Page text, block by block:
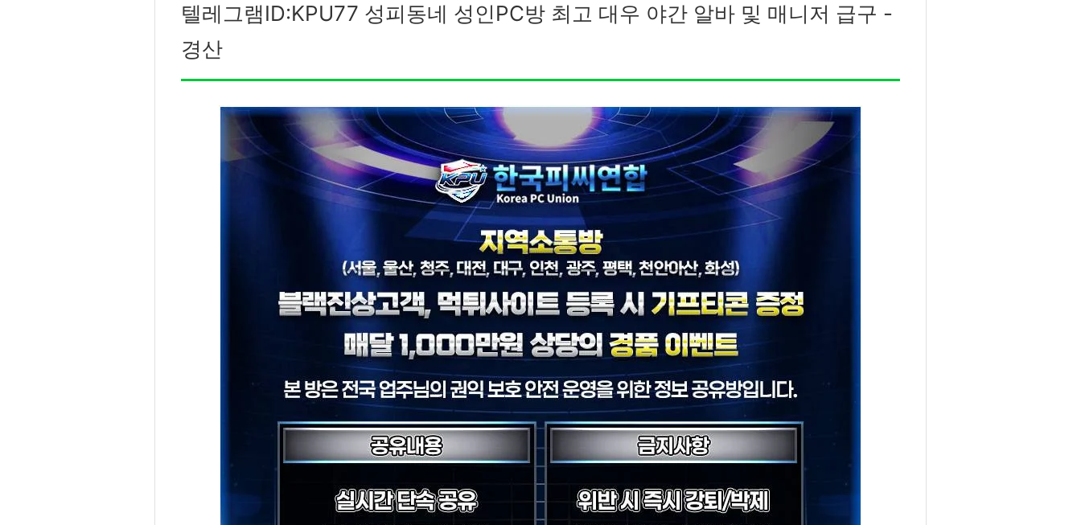
텔레그램ID:KPU77 성피동네 성인PC방 최고 대우 야간 알바 및 매니저 급구 -
경산